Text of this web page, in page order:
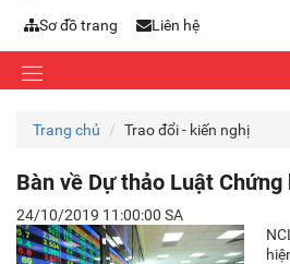
Sơ đồ trang Liên hệ
Trang chủ Trao đổi - kiến nghị
Bàn về Dự thảo Luật
24/10/2019 11:00:00 SA